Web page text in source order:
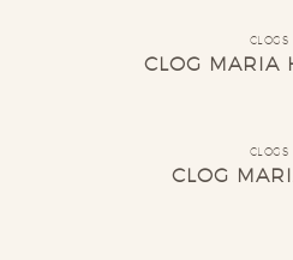
CLOGS
CLOG MARIA
CLOGS
CLOG